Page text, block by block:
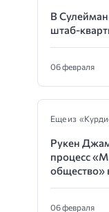
В
штаб-
06 февраля
Еще из
Рукен
процесс
общество»
06 февраля